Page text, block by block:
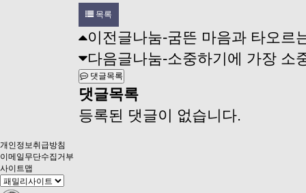
목록
이전글나눔-굼뜬 마음과 타오르
다음글나눔-소중하기에 가장 소
댓글목록
댓글목록
등록된 댓글이 없습니다.
개인정보취급방침
이메일무단수집거부
사이트맵